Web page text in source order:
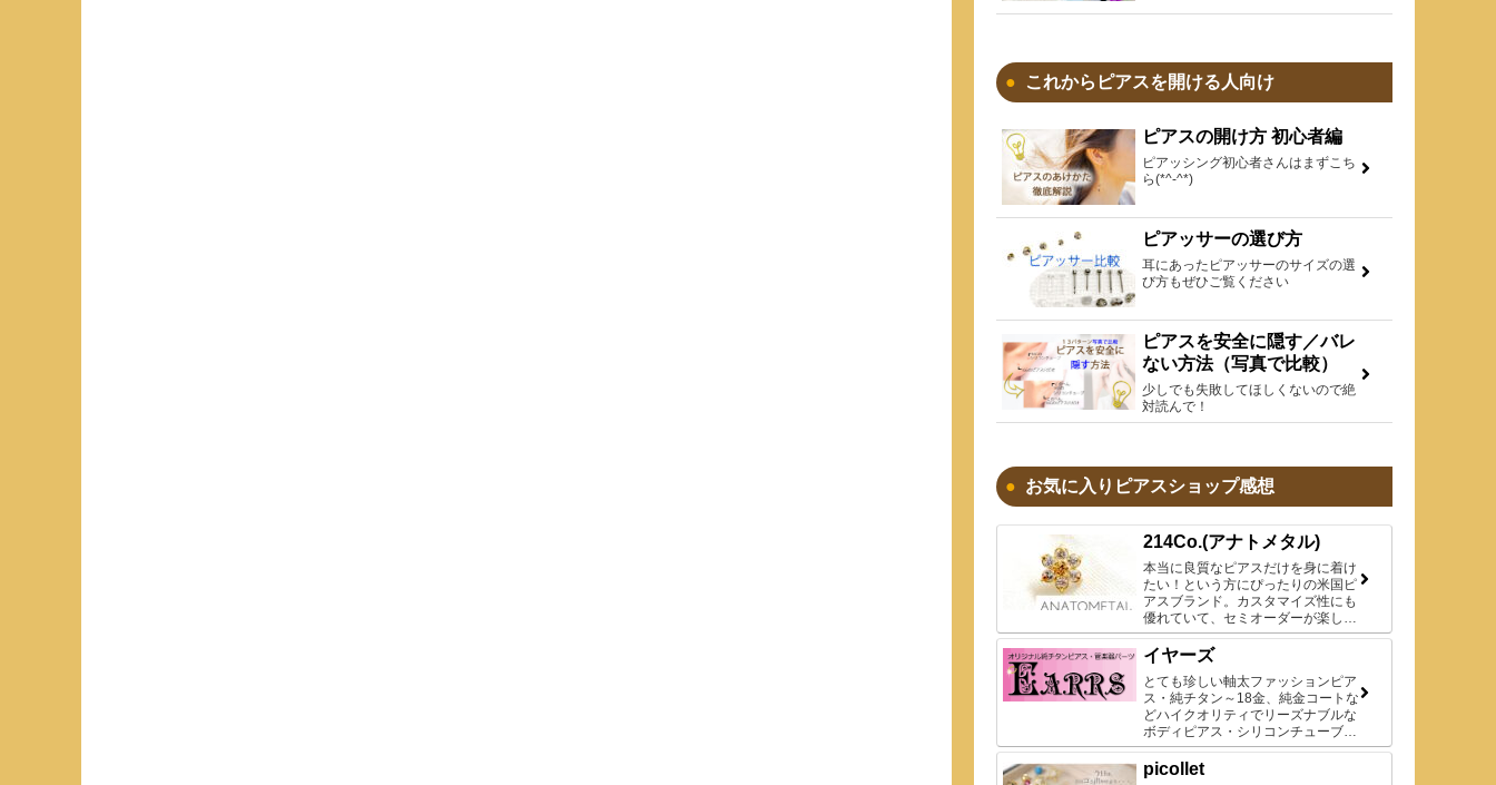
これからピアスを開ける人向け
ピアスの開け方 初心者編
ピアッシング初心者さんはまずこち
ら(*^-^*)
ピアッサーの選び方
耳にあったピアッサーのサイズの選
び方もぜひご覧ください
ピアスを安全に隠す／バレ
ない方法（写真で比較）
少しでも失敗してほしくないので絶
対読んで！
お気に入りピアスショップ感想
214Co.(アナトメタル)
本当に良質なピアスだけを身に着け
たい！という方にぴったりの米国ピ
アスブランド。カスタマイズ性にも
優れていて、セミオーダーが楽しめ
ます。
イヤーズ
とても珍しい軸太ファッションピア
ス・純チタン～18金、純金コートな
どハイクオリティでリーズナブルな
ボディピアス・シリコンチューブな
ど、品数は多くありませんが、貴重
な商品ばかりです♪
picollet